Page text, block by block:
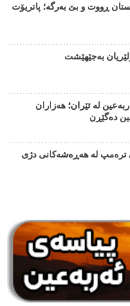
ڕووت و بێ بەرگە؛ پاتریۆت
بەجێهێشت
لە ئێران؛ هەزاران
دەگێڕن
ترەمپ لە هەڕەشەکانی دژی